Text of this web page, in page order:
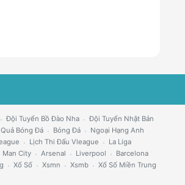
Đội Tuyển Bồ Đào Nha
Đội Tuyển Nhật Bản
Bóng Đá Bóng Đá
Ngoại Hạng Anh
Lịch Thi Đấu Vleague
La Liga
Man City Arsenal Liverpool
Barcelona
Xổ Số Xsmn Xsmb
Xổ Số Miền Trung